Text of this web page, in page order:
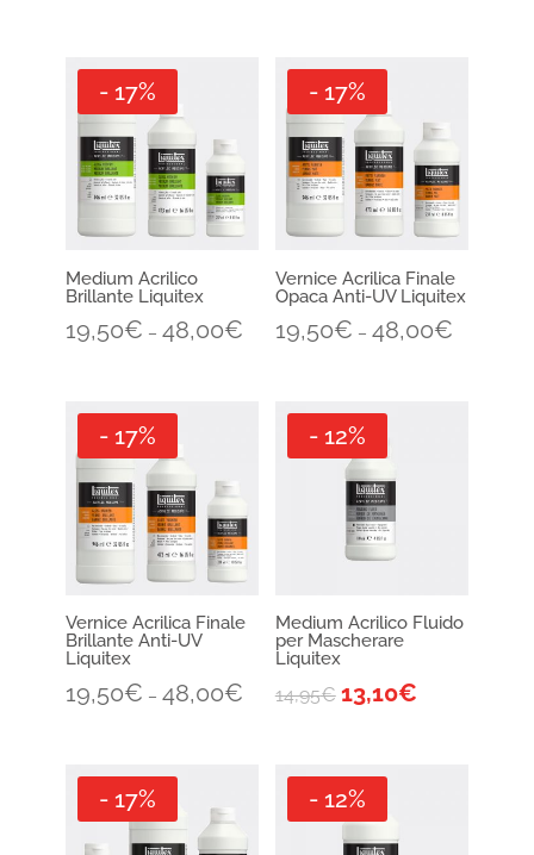
- 17%
Medium Acrilico
Brillante Liquitex
19,50€ – 48,00€
- 17%
Vernice Acrilica Finale
Opaca Anti-UV Liquitex
19,50€ – 48,00€
- 17%
Vernice Acrilica Finale
Brillante Anti-UV
Liquitex
19,50€ – 48,00€
- 12%
Medium Acrilico Fluido
per Mascherare
Liquitex
14,95€ 13,10€
- 17% - 12%